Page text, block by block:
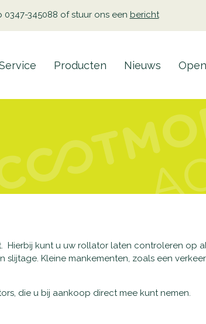
0347-345088 of stuur ons een bericht
Producten Nieuws
Hierbij kunt u uw rollator laten controleren op
Kleine mankementen, zoals een
die u bij aankoop direct mee kunt nemen.